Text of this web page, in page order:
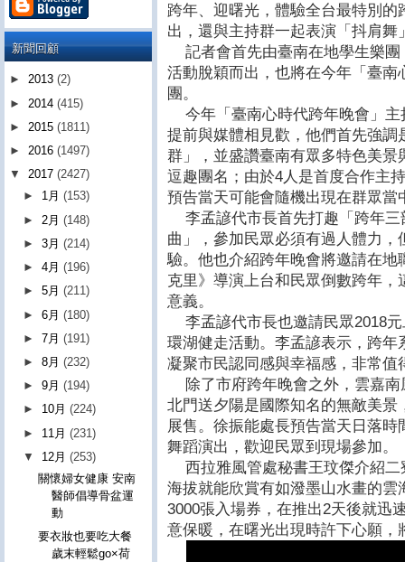
跨年、迎曙光，體驗全台最特別
出，還與主持群一起表演「抖肩舞
記者會首先由臺南在地學生樂團
活動脫穎而出，也將在今年「臺
團。
今年「臺南心時代跨年晚會」主
提前與媒體相見歡，他們首先強
群」，並盛讚臺南有眾多特色美
逗趣團名；由於4人是首度合作主
預告當天可能會隨機出現在群眾當
李孟諺代市長首先打趣「跨年三
曲」，參加民眾必須有過人體力
驗。他也介紹跨年晚會將邀請在
克里》導演上台和民眾倒數跨年
意義。
李孟諺代市長也邀請民眾2018
環湖健走活動。李孟諺表示，跨
凝聚市民認同感與幸福感，非常值
除了市府跨年晚會之外，雲嘉南
北門送夕陽是國際知名的無敵美
展售。徐振能處長預告當天日落
舞蹈演出，歡迎民眾到現場參加。
西拉雅風管處秘書王玟傑介紹二
海拔就能欣賞有如潑墨山水畫的
3000張入場券，在推出2天後就迅
意保暖，在曙光出現時許下心願
新聞回顧
► 2013 (2)
► 2014 (415)
► 2015 (1811)
► 2016 (1497)
▼ 2017 (2427)
► 1月(153)
► 2月(148)
►3月(214)
►4月(196)
►5月(211)
►6月(180)
►7月(191)
►8月(232)
►9月(194)
► 10月(224)
► 11月(231)
▼ 12月(253)
關懷婦女健康 安南
醫師倡導骨盆運
動
要衣妝也要吃大餐
歲末輕鬆go×荷